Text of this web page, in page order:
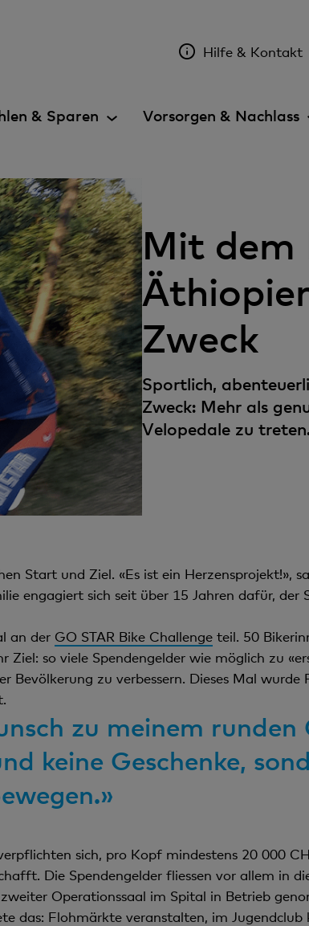
Hilfe & Kontakt
& Sparen Vorsorgen & Nachlass
Mit dem
Zweck
Sportlich,
Zweck: Mehr als
Velopedale zu
Start und Ziel. «Es ist ein Herzensprojekt!»,
engagiert sich seit über 15 Jahren dafür,
an der GO STAR Bike Challengeteil. 50
Ziel: so viele Spendengelder wie möglich zu
Bevölkerung zu verbessern. Dieses Mal
zu meinem
keine Geschenke,
sich, pro Kopf mindestens 20 000
Die Spendengelder fliessen vor allem in
Operationssaal im Spital in Betrieb
das: Flohmärkte veranstalten, im